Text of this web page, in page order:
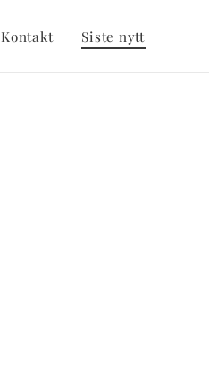
Kontakt Siste nytt